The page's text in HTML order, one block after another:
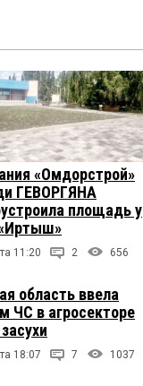
«Омдорстрой»
ГЕВОРГЯНА
площадь у
11:20 2 656
область ввела
ЧС в агросекторе
18:07 7 1037